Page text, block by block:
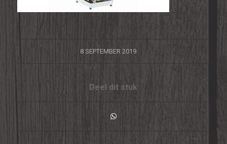
8 SEPTEMBER 2019
/
Deel dit stuk